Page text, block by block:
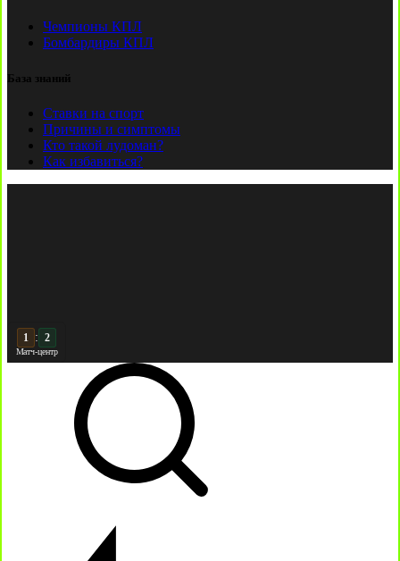
Чемпионы КПЛ
Бомбардиры КПЛ
База знаний
Ставки на спорт
Причины и симптомы
Кто такой лудоман?
Как избавиться?
2 : 2
Матч-центр